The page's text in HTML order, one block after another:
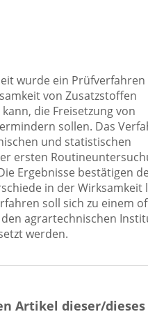
wurde ein Prüfverfahren
von Zusatzstoffen
die Freisetzung von
sollen. Das
und statistischen
ersten
Ergebnisse bestätigen
in der Wirksamkeit
soll sich zu einem
agrartechnischen
werden.
Artikel dieser/